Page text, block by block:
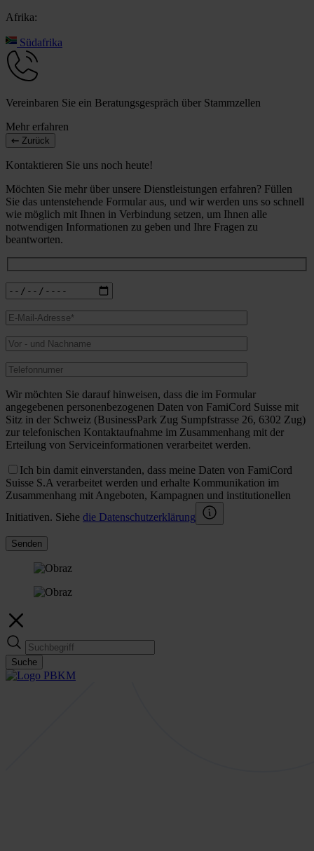
Afrika:
Südafrika
Vereinbaren Sie ein Beratungsgespräch über Stammzellen
Mehr erfahren
Zurück
Kontaktieren Sie uns noch heute!
Möchten Sie mehr über unsere Dienstleistungen erfahren? Füllen
Sie das untenstehende Formular aus, und wir werden uns so schnell
wie möglich mit Ihnen in Verbindung setzen, um Ihnen alle
notwendigen Informationen zu geben und Ihre Fragen zu
beantworten.
Wir möchten Sie darauf hinweisen, dass die im Formular
angegebenen personenbezogenen Daten von FamiCord Suisse mit
Sitz in der Schweiz (BusinessPark Zug Sumpfstrasse 26, 6302 Zug)
zur telefonischen Kontaktaufnahme im Zusammenhang mit der
Erteilung von Serviceinformationen verarbeitet werden.
Ich bin damit einverstanden, dass meine Daten von FamiCord
Suisse S.A verarbeitet werden und erhalte Kommunikation im
Zusammenhang mit Angeboten, Kampagnen und institutionellen
Initiativen. Siehe die Datenschutzerklärung
Senden
Suche